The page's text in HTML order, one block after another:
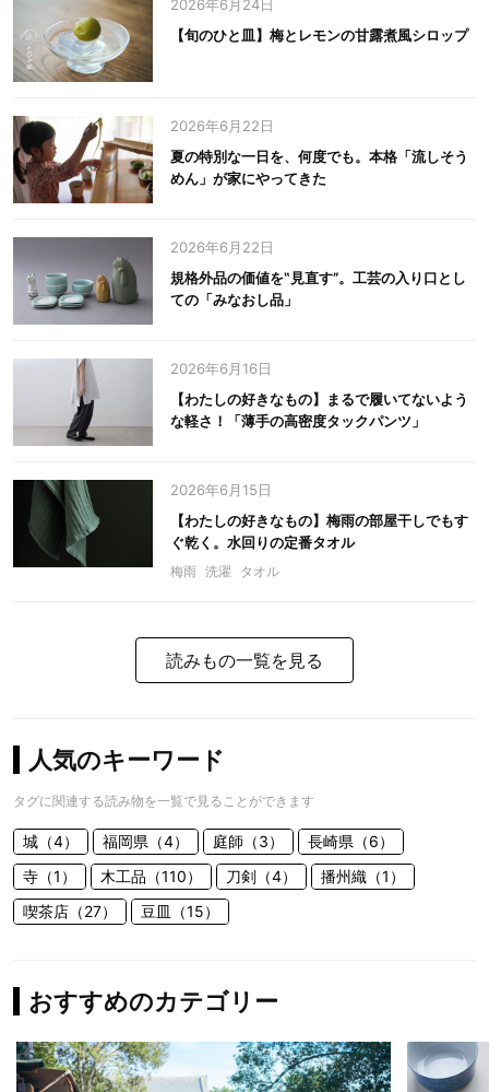
2026年6月24日
【旬のひと皿】梅とレモンの甘露煮風シロップ
2026年6月22日
夏の特別な一日を、何度でも。本格「流しそう
めん」が家にやってきた
2026年6月22日
規格外品の価値を‟見直す”。工芸の入り口とし
ての「みなおし品」
2026年6月16日
【わたしの好きなもの】まるで履いてないよう
な軽さ！「薄手の高密度タックパンツ」
2026年6月15日
【わたしの好きなもの】梅雨の部屋干しでもす
ぐ乾く。水回りの定番タオル
梅雨 洗濯 タオル
読みもの一覧を見る
人気のキーワード
タグに関連する読み物を一覧で見ることができます
城（4） 福岡県（4） 庭師（3）
長崎県（6）
寺（1）
木工品（110） 刀剣（4）
播州織（1）
喫茶店（27）
豆皿（15）
おすすめのカテゴリー